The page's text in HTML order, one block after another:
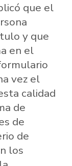
que el
y que
en el
vez el
calidad
de
de
de
los